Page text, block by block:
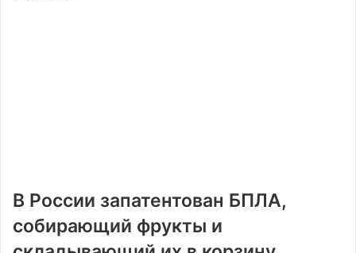
В России запатентован БПЛА,
собирающий фрукты и